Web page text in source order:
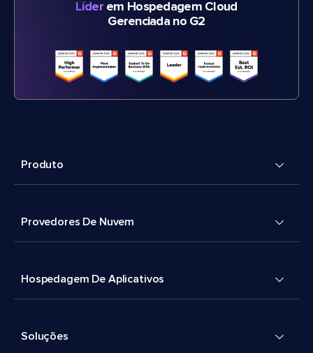
Líderem Hospedagem Cloud
Gerenciada no G2
Produto
Provedores De Nuvem
Hospedagem De Aplicativos
Soluções